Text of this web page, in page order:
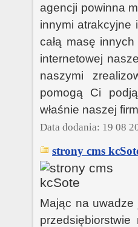
agencji powinna
innymi atrakcyjne
całą masę
internetowej
naszymi
pomogą Ci
właśnie naszej
Data dodania: 19 08
strony cms
Mając na uwadze